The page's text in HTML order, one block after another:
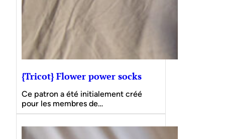
{Tricot} Flower power socks
Ce patron a été initialement créé
pour les membres de…